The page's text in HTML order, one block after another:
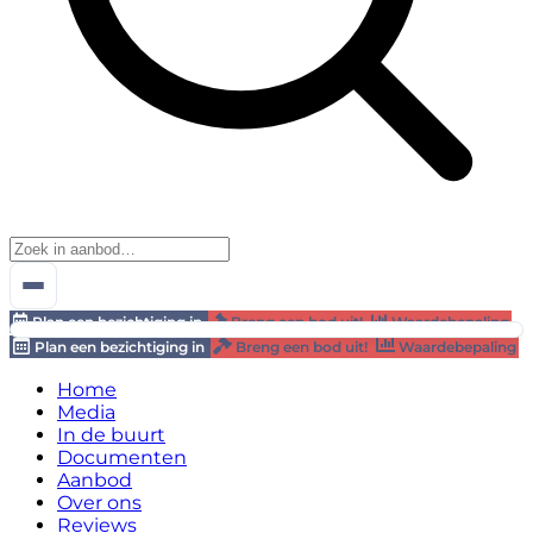
Plan een bezichtiging in Breng een bod uit!
Waardebepaling
Plan een bezichtiging in
Breng een bod uit! Waardebepaling
Home
Media
In de buurt
Documenten
Aanbod
Over ons
Reviews